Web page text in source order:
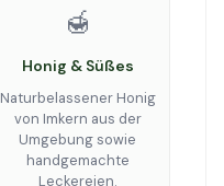
🍯
Honig & Süßes
Naturbelassener Honig
von Imkern aus der
Umgebung sowie
handgemachte
Leckereien.